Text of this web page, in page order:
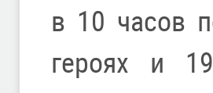
в 10 часов
героях и